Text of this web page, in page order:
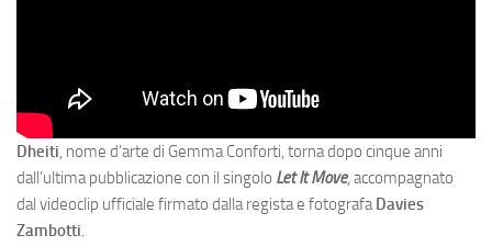
Dheiti, nome d’arte di Gemma Conforti, torna dopo cinque anni
dall’ultima pubblicazione con il singolo Let It Move, accompagnato
dal videoclip ufficiale firmato dalla regista e fotografaDavies
Zambotti.